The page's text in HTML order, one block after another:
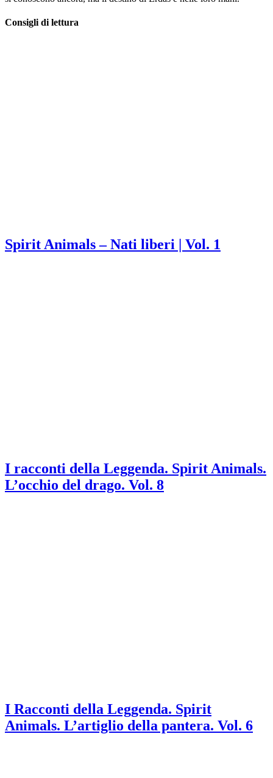
Consigli di lettura
Spirit Animals – Nati liberi | Vol. 1
I racconti della Leggenda. Spirit Animals.
L’occhio del drago. Vol. 8
I Racconti della Leggenda. Spirit
Animals. L’artiglio della pantera. Vol. 6